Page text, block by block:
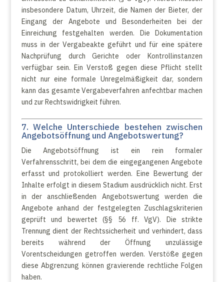
insbesondere Datum, Uhrzeit, die Namen der Bieter, der
Eingang der Angebote und Besonderheiten bei der
Einreichung festgehalten werden. Die Dokumentation
muss in der Vergabeakte geführt und für eine spätere
Nachprüfung durch Gerichte oder Kontrollinstanzen
verfügbar sein. Ein Verstoß gegen diese Pflicht stellt
nicht nur eine formale Unregelmäßigkeit dar, sondern
kann das gesamte Vergabeverfahren anfechtbar machen
und zur Rechtswidrigkeit führen.
7. Welche Unterschiede bestehen zwischen
Angebotsöffnung und Angebotswertung?
Die Angebotsöffnung ist ein rein formaler
Verfahrensschritt, bei dem die eingegangenen Angebote
erfasst und protokolliert werden. Eine Bewertung der
Inhalte erfolgt in diesem Stadium ausdrücklich nicht. Erst
in der anschließenden Angebotswertung werden die
Angebote anhand der festgelegten Zuschlagskriterien
geprüft und bewertet (§§ 56 ff. VgV). Die strikte
Trennung dient der Rechtssicherheit und verhindert, dass
bereits während der Öffnung unzulässige
Vorentscheidungen getroffen werden. Verstöße gegen
diese Abgrenzung können gravierende rechtliche Folgen
haben.